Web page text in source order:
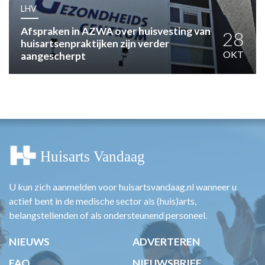
PRAKTIJKZAKEN
TARIEVEN
VPHUISARTSEN
MEDISCHE VAKHANDEL
LHV
Afspraken in AZWA over huisvesting van
huisartsenpraktijken zijn verder
aangescherpt
28
OKT
U kun zich aanmelden voor huisartsvandaag.nl wanneer u
actief bent in de medische sector als (huis)arts,
belangstellenden of als ondersteunend personeel.
NIEUWS
ADVERTEREN